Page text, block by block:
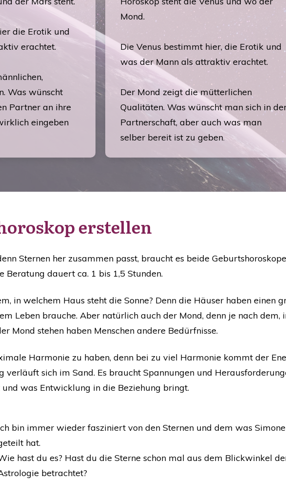
die Erotik und
erachtet.
Was wünscht
Partner an ihre
eingeben
Mond.
Die Venus bestimmt hier, die Erotik und
was der Mann als attraktiv erachtet.
Der Mond zeigt die mütterlichen
Qualitäten. Was wünscht man sich in
Partnerschaft, aber auch was man
selber bereit ist zu geben
erstellen
Sternen her zusammen passt, braucht es beide
Beratung dauert ca. 1 bis 1,5 Stunden.
in welchem Haus steht die Sonne? Denn die Häuser haben einen
Leben brauche. Aber natürlich auch der Mond, denn je nach dem,
Mond stehen haben Menschen andere Bedürfnisse.
Harmonie zu haben, denn bei zu viel Harmonie kommt der
verläuft sich im Sand. Es braucht Spannungen und
was Entwicklung in die Beziehung bringt.
bin immer wieder fasziniert von den Sternen und dem was
hat.
hast du es? Hast du die Sterne schon mal aus dem Blickwinkel
betrachtet?